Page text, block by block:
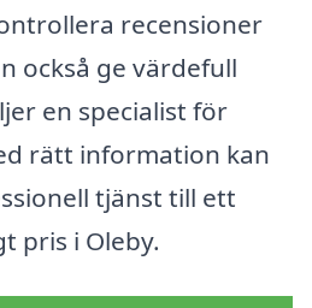
recensioner
också ge värdefull
en specialist för
rätt information kan
tjänst till ett
pris i Oleby.